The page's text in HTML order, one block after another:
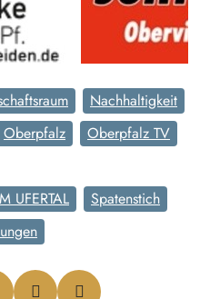
Nachhaltigkeit
Oberpfalz
Oberpfalz TV
UFERTAL
Spatenstich